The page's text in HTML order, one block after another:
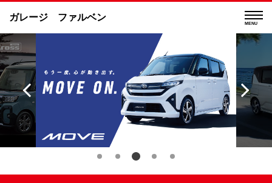
ガレージ ファルベン
MENU